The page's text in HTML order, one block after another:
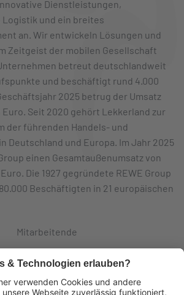
Dienstleistungen,
und ein breites
an. Wir entwickeln Lösungen und
Zeitgeist der mobilen Gesellschaft
betreut deutschlandweit
und beschäftigt rund 4.000
2025 betrug der Umsatz
Euro. Seit 2020 gehört Lekkerland zur
der führenden Handels- und
Deutschland und Europa. Im Jahr 2025
einen Gesamtaußenumsatz von
Die 1927 gegründete REWE Group
Beschäftigten in 21 europäischen
Mitarbeitende